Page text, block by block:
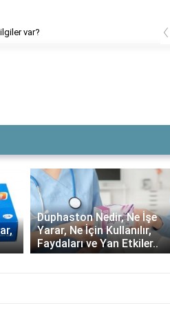
neden kaldırıldı? ‹
Duphaston Nedir, Ne İşe
Yarar, Ne İçin Kullanılır,
Faydaları ve Yan Etkiler..